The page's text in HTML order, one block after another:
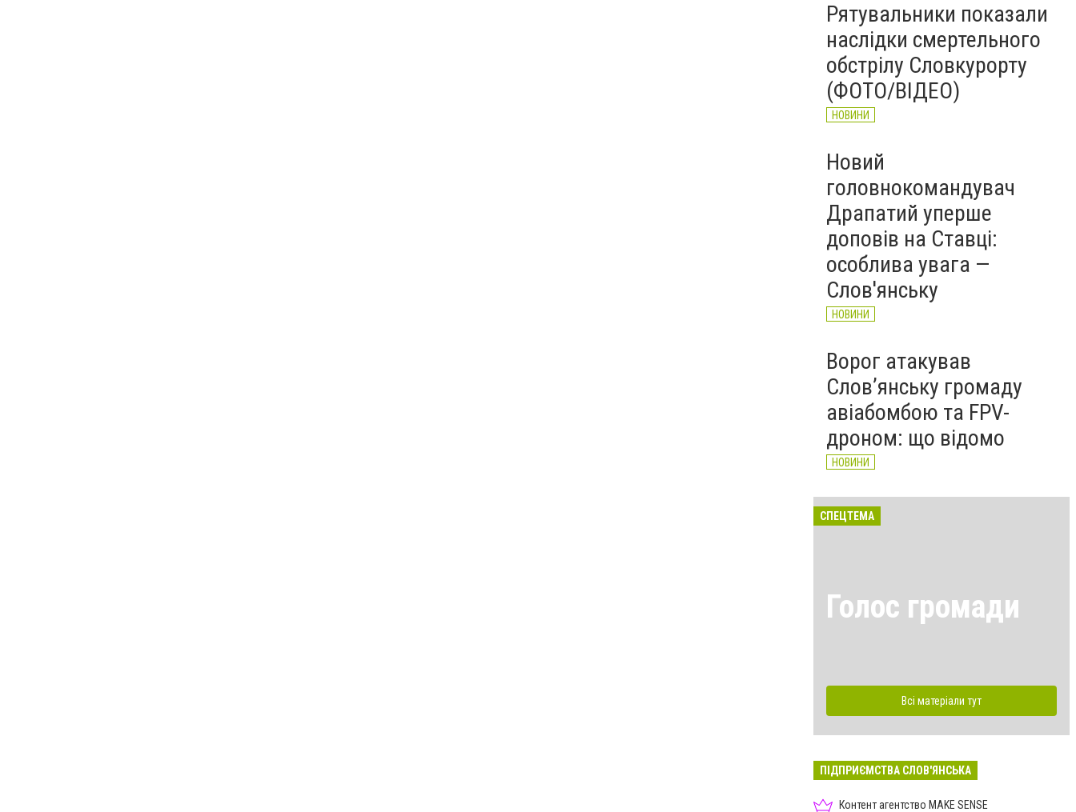
Рятувальники показали
наслідки смертельного
обстрілу Словкурорту
(ФОТО/ВІДЕО)
НОВИНИ
Новий
головнокомандувач
Драпатий уперше
доповів на Ставці:
особлива увага —
Слов'янську
НОВИНИ
Ворог атакував
Слов’янську громаду
авіабомбою та FPV-
дроном: що відомо
НОВИНИ
СПЕЦТЕМА
Голос громади
Всі матеріали тут
ПІДПРИЄМСТВА СЛОВ'ЯНСЬКА
Контент агентство MAKE SENSE